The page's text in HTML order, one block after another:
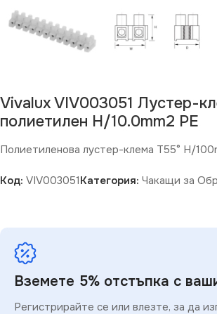
Vivalux VIV003051 Лустер-
полиетилен H/10.0mm2 PE
Полиетиленова лустер-клема T55° H/
Код: VIV003051Категория: Чакащи за
Вземете 5% отстъпка с
Регистрирайте се или влезте, за да